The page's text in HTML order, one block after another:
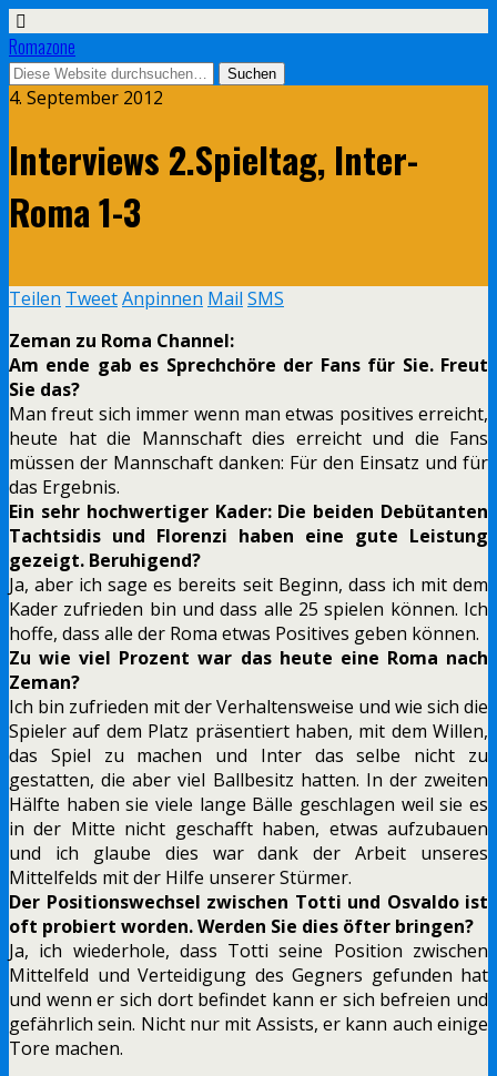
Romazone
4. September 2012
Interviews 2.Spieltag, Inter-
Roma 1-3
Teilen TweetAnpinnen Mail SMS
Zeman zu Roma Channel:
Am ende gab es Sprechchöre der Fans für Sie. Freut
Sie das?
Man freut sich immer wenn man etwas positives erreicht,
heute hat die Mannschaft dies erreicht und die Fans
müssen der Mannschaft danken: Für den Einsatz und für
das Ergebnis.
Ein sehr hochwertiger Kader: Die beiden Debütanten
Tachtsidis und Florenzi haben eine gute Leistung
gezeigt. Beruhigend?
Ja, aber ich sage es bereits seit Beginn, dass ich mit dem
Kader zufrieden bin und dass alle 25 spielen können. Ich
hoffe, dass alle der Roma etwas Positives geben können.
Zu wie viel Prozent war das heute eine Roma nach
Zeman?
Ich bin zufrieden mit der Verhaltensweise und wie sich die
Spieler auf dem Platz präsentiert haben, mit dem Willen,
das Spiel zu machen und Inter das selbe nicht zu
gestatten, die aber viel Ballbesitz hatten. In der zweiten
Hälfte haben sie viele lange Bälle geschlagen weil sie es
in der Mitte nicht geschafft haben, etwas aufzubauen
und ich glaube dies war dank der Arbeit unseres
Mittelfelds mit der Hilfe unserer Stürmer.
Der Positionswechsel zwischen Totti und Osvaldo ist
oft probiert worden. Werden Sie dies öfter bringen?
Ja, ich wiederhole, dass Totti seine Position zwischen
Mittelfeld und Verteidigung des Gegners gefunden hat
und wenn er sich dort befindet kann er sich befreien und
gefährlich sein. Nicht nur mit Assists, er kann auch einige
Tore machen.